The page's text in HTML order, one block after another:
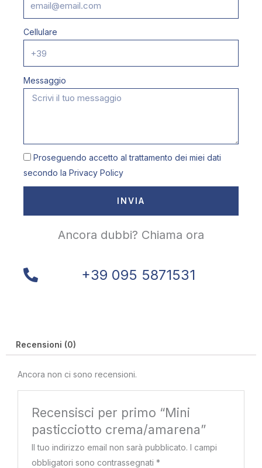
Cellulare
Messaggio
Proseguendo accetto al trattamento dei miei dati
secondo la Privacy Policy
INVIA
Ancora dubbi? Chiama ora
+39 095 5871531
Recensioni (0)
Ancora non ci sono recensioni.
Recensisci per primo “Mini
pasticciotto crema/amarena”
Il tuo indirizzo email non sarà pubblicato. I campi
obbligatori sono contrassegnati*